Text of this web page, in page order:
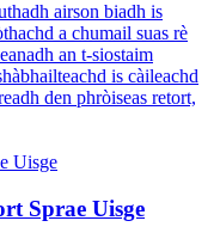
airson biadh is
a chumail suas rè
an t-siostaim
is càileachd
den phròiseas retort,
Sprae Uisge